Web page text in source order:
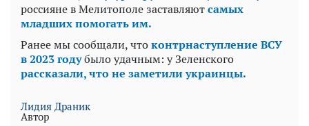
россияне в Мелитополе заставляютсамых
младших помогать им.
Ранее мы сообщали, чтоконтрнаступление ВСУ
в 2023 годубыло удачным: у Зеленского
рассказали, что не заметили украинцы.
Лидия Драник
Автор